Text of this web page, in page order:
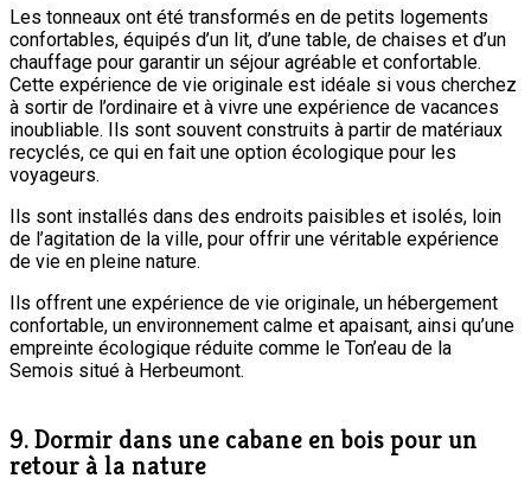
Les tonneaux ont été transformés en de petits logements
confortables, équipés d’un lit, d’une table, de chaises et d’un
chauffage pour garantir un séjour agréable et confortable.
Cette expérience de vie originale est idéale si vous cherchez
à sortir de l’ordinaire et à vivre une expérience de vacances
inoubliable. Ils sont souvent construits à partir de matériaux
recyclés, ce qui en fait une option écologique pour les
voyageurs.
Ils sont installés dans des endroits paisibles et isolés, loin
de l’agitation de la ville, pour offrir une véritable expérience
de vie en pleine nature.
Ils offrent une expérience de vie originale, un hébergement
confortable, un environnement calme et apaisant, ainsi qu’une
empreinte écologique réduite comme le Ton’eau de la
Semois situé à Herbeumont.
9. Dormir dans une cabane en bois pour un
retour à la nature